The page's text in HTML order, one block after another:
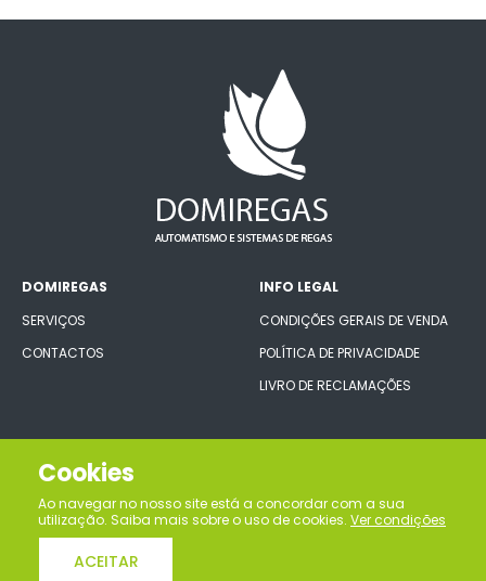
DOMIREGAS
SERVIÇOS
CONTACTOS
INFO LEGAL
CONDIÇÕES GERAIS DE VENDA
POLÍTICA DE PRIVACIDADE
LIVRO DE RECLAMAÇÕES
CONECTE-SE CONNOSCO
Domiregas, lda © Todos os direitos reservados | Desenvolvido por
Cookies
Ao navegar no nosso site está a concordar com a sua
utilização. Saiba mais sobre o uso de cookies. Ver condições
ACEITAR